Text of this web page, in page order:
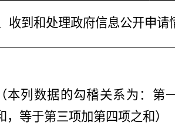
收到和处理政府信息公开申请
（本列数据的勾稽关系为：第
，等于第三项加第四项之和）